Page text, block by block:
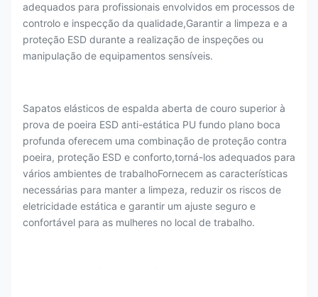
adequados para profissionais envolvidos em processos de
controlo e inspecção da qualidade,Garantir a limpeza e a
proteção ESD durante a realização de inspeções ou
manipulação de equipamentos sensíveis.
Sapatos elásticos de espalda aberta de couro superior à
prova de poeira ESD anti-estática PU fundo plano boca
profunda oferecem uma combinação de proteção contra
poeira, proteção ESD e conforto,torná-los adequados para
vários ambientes de trabalhoFornecem as características
necessárias para manter a limpeza, reduzir os riscos de
eletricidade estática e garantir um ajuste seguro e
confortável para as mulheres no local de trabalho.